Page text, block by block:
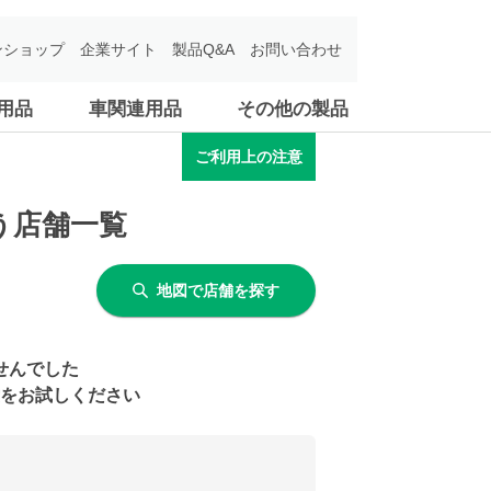
品 車関連用品 その他の製品
ョップ 企業サイト 製品Q&A お問い合わせ
ご利用上の注意
店舗一覧
地図で店舗を探す
んでした
お試しください